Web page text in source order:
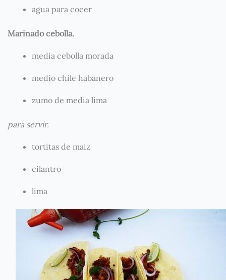
agua para cocer
Marinado cebolla.
media cebolla morada
medio chile habanero
zumo de media lima
para servir.
tortitas de maiz
cilantro
lima